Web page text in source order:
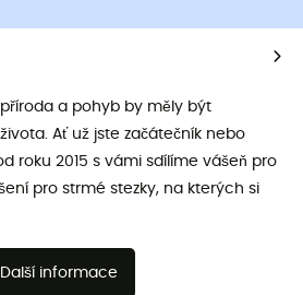
a pohyb by měly být
Ať už jste začátečník nebo
roku 2015 s vámi sdílíme vášeň pro
pro strmé stezky, na kterých si
Další informace